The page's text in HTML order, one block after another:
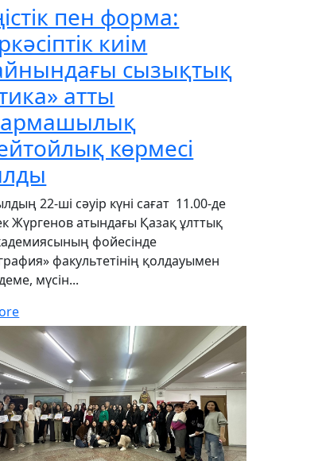
пен форма:
киім
сызықтық
атты
көрмесі
22-ші сәуір күні сағат 11.00-де
Жүргенов атындағы Қазақ ұлттық
фойесінде
факультетінің қолдауымен
мүсін...